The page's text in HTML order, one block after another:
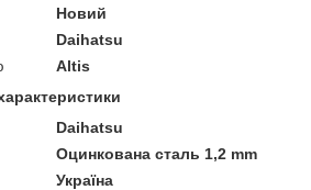
Новий
Daihatsu
Altis
Daihatsu
Оцинкована сталь 1,2 mm
Україна